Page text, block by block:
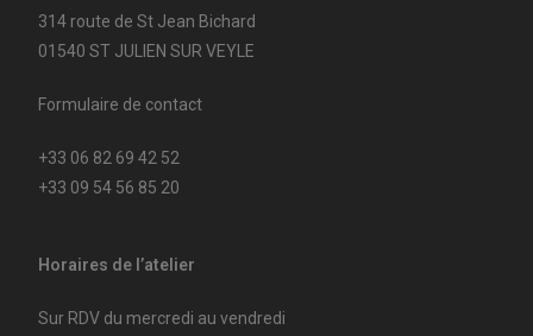
314 route de St Jean Bichard
01540 ST JULIEN SUR VEYLE
Formulaire de contact
+33 06 82 69 42 52
+33 09 54 56 85 20
Horaires de l’atelier
Sur RDV du mercredi au vendredi